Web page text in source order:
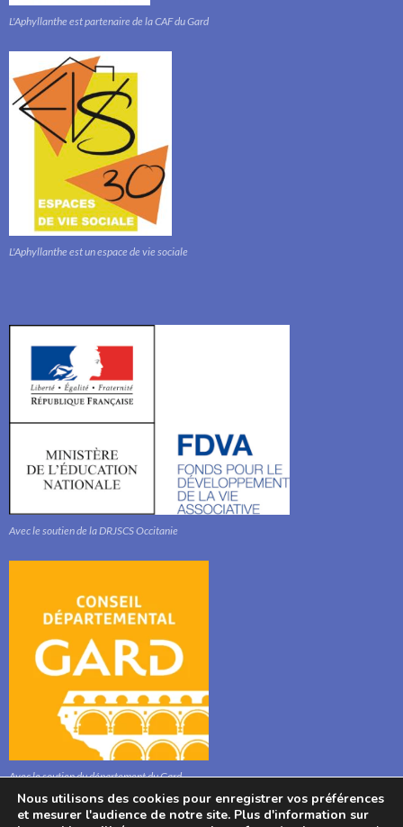
L'Aphyllanthe est partenaire de la CAF du Gard
L'Aphyllanthe est un espace de vie sociale
Avec le soutien de la DRJSCS Occitanie
Avec le soutien du département du Gard
Nous utilisons des cookies pour enregistrer vos préférences
et mesurer l'audience de notre site. Plus d'information sur